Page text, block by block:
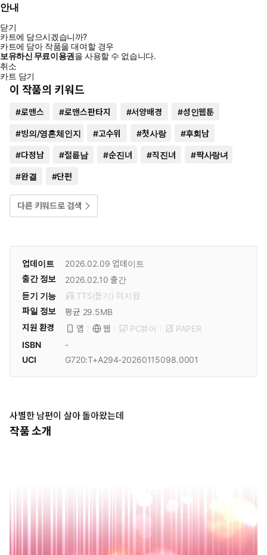
안내
닫기
카트에 담으시겠습니까?
카트에 담아 작품을 대여할 경우
보유하신 무료이용권을 사용할 수 없습니다.
취소
카트 담기
이 작품의 키워드
#로맨스 #로맨스판타지 #서양배경 #성인웹툰
#빙의/영혼체인지 #고수위 #첫사랑 #후회남
#다정남 #절륜남 #순진녀 #직진녀 #짝사랑녀
#완결 #단편
다른 키워드로 검색
업데이트 2026.02.09 업데이트
출간 정보
2026.02.10 출간
듣기 기능
TTS(듣기) 미 지원
파일 정보
평균 29.5MB
지원 환경
앱 웹 PC뷰어
PAPER
ISBN
-
UCI
G720:T+A294-20260115098.0001
사별한 남편이 살아 돌아왔는데
작품 소개